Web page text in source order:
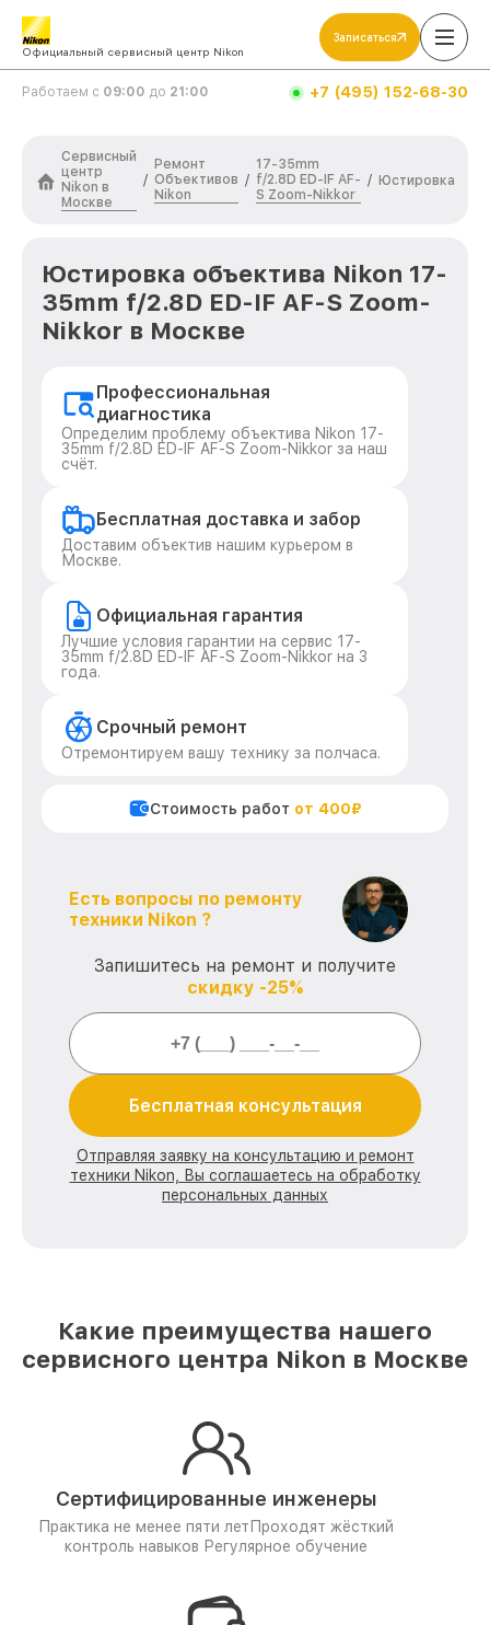
Официальный сервисный центр Nikon
Записаться
Работаем с 09:00 до 21:00 +7 (495) 152-68-30
Сервисный
центр
Nikon в
Москве
/
Ремонт
Объективов
Nikon
/
17-35mm
f/2.8D ED-IF AF-
S Zoom-Nikkor
/ Юстировка
Юстировка объектива Nikon 17-
35mm f/2.8D ED-IF AF-S Zoom-
Nikkor в Москве
Профессиональная
диагностика
Определим проблему объектива Nikon 17-
35mm f/2.8D ED-IF AF-S Zoom-Nikkor за наш
счёт.
Бесплатная доставка и забор
Доставим объектив нашим курьером в
Москве.
Официальная гарантия
Лучшие условия гарантии на сервис 17-
35mm f/2.8D ED-IF AF-S Zoom-Nikkor на 3
года.
Срочный ремонт
Отремонтируем вашу технику за полчаса.
Стоимость работ от 400₽
Есть вопросы по ремонту
техники Nikon ?
Запишитесь на ремонт и получите
скидку -25%
Бесплатная консультация
Отправляя заявку на консультацию и ремонт
техники Nikon, Вы соглашаетесь на обработку
персональных данных
Какие преимущества нашего
сервисного центра Nikon в Москве
Сертифицированные инженеры
Практика не менее пяти лет Проходят жёсткий
контроль навыков Регулярное обучение